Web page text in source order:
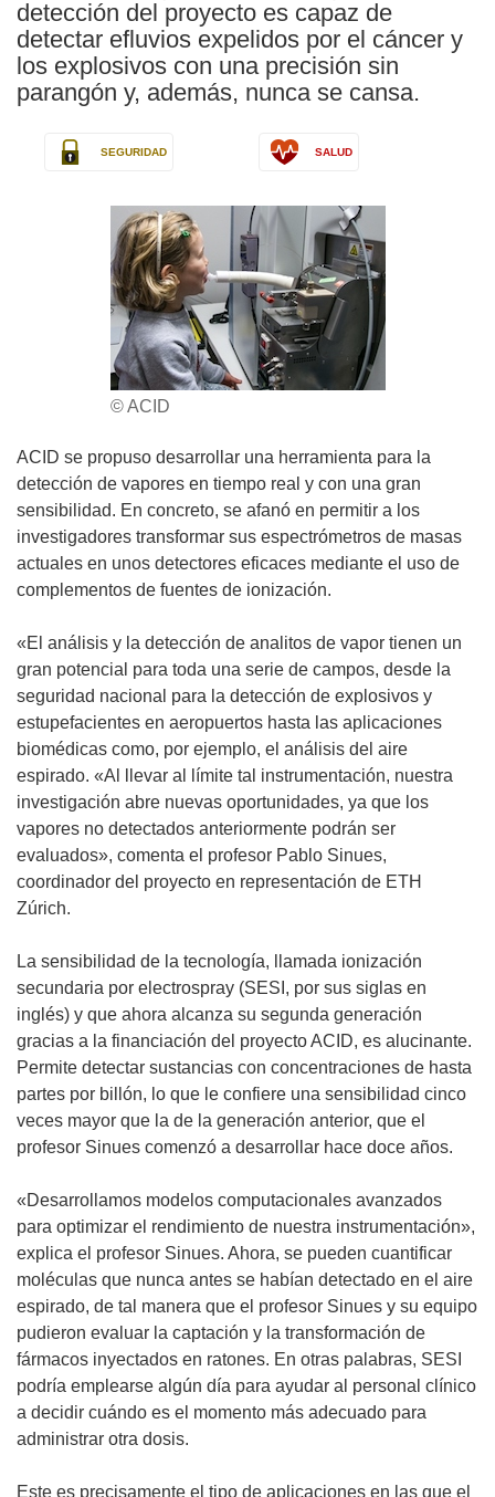
detección del proyecto es capaz de
detectar efluvios expelidos por el cáncer y
los explosivos con una precisión sin
parangón y, además, nunca se cansa.
SEGURIDAD SALUD
© ACID
ACID se propuso desarrollar una herramienta para la
detección de vapores en tiempo real y con una gran
sensibilidad. En concreto, se afanó en permitir a los
investigadores transformar sus espectrómetros de masas
actuales en unos detectores eficaces mediante el uso de
complementos de fuentes de ionización.
«El análisis y la detección de analitos de vapor tienen un
gran potencial para toda una serie de campos, desde la
seguridad nacional para la detección de explosivos y
estupefacientes en aeropuertos hasta las aplicaciones
biomédicas como, por ejemplo, el análisis del aire
espirado. «Al llevar al límite tal instrumentación, nuestra
investigación abre nuevas oportunidades, ya que los
vapores no detectados anteriormente podrán ser
evaluados», comenta el profesor Pablo Sinues,
coordinador del proyecto en representación de ETH
Zúrich.
La sensibilidad de la tecnología, llamada ionización
secundaria por electrospray (SESI, por sus siglas en
inglés) y que ahora alcanza su segunda generación
gracias a la financiación del proyecto ACID, es alucinante.
Permite detectar sustancias con concentraciones de hasta
partes por billón, lo que le confiere una sensibilidad cinco
veces mayor que la de la generación anterior, que el
profesor Sinues comenzó a desarrollar hace doce años.
«Desarrollamos modelos computacionales avanzados
para optimizar el rendimiento de nuestra instrumentación»,
explica el profesor Sinues. Ahora, se pueden cuantificar
moléculas que nunca antes se habían detectado en el aire
espirado, de tal manera que el profesor Sinues y su equipo
pudieron evaluar la captación y la transformación de
fármacos inyectados en ratones. En otras palabras, SESI
podría emplearse algún día para ayudar al personal clínico
a decidir cuándo es el momento más adecuado para
administrar otra dosis.
Este es precisamente el tipo de aplicaciones en las que el